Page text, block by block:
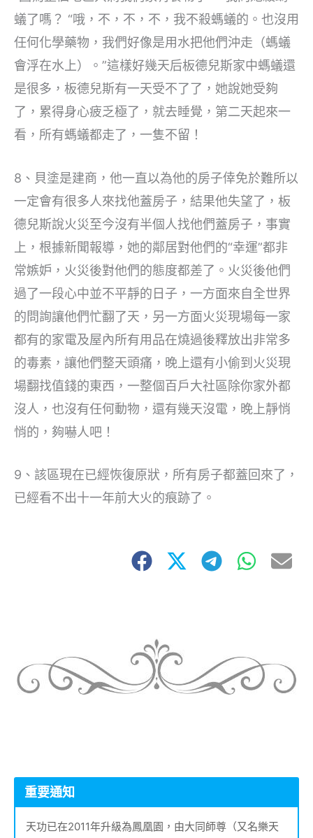
蟻了嗎？ “哦，不，不，不，我不殺螞蟻的。也沒用
任何化學藥物，我們好像是用水把他們沖走（螞蟻
會浮在水上）。”這樣好幾天后板德兒斯家中螞蟻還
是很多，板德兒斯有一天受不了了，她說她受夠
了，累得身心疲乏極了，就去睡覺，第二天起來一
看，所有螞蟻都走了，一隻不留！
8、貝塗是建商，他一直以為他的房子倖免於難所以
一定會有很多人來找他蓋房子，結果他失望了，板
德兒斯說火災至今沒有半個人找他們蓋房子，事實
上，根據新聞報導，她的鄰居對他們的“幸運”都非
常嫉妒，火災後對他們的態度都差了。火災後他們
過了一段心中並不平靜的日子，一方面來自全世界
的問詢讓他們忙翻了天，另一方面火災現場每一家
都有的家電及屋內所有用品在燒過後釋放出非常多
的毒素，讓他們整天頭痛，晚上還有小偷到火災現
場翻找值錢的東西，一整個百戶大社區除你家外都
沒人，也沒有任何動物，還有幾天沒電，晚上靜悄
悄的，夠嚇人吧！
9、該區現在已經恢復原狀，所有房子都蓋回來了，
已經看不出十一年前大火的痕跡了。
重要通知
天功已在2011年升級為鳳凰園，由大同師尊（又名樂天